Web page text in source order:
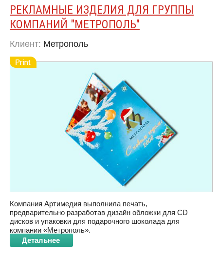
РЕКЛАМНЫЕ ИЗДЕЛИЯ ДЛЯ ГРУППЫ
КОМПАНИЙ ″МЕТРОПОЛЬ″
Клиент: Метрополь
Компания Артимедия выполнила печать,
предварительно разработав дизайн обложки для CD
дисков и упаковки для подарочного шоколада для
компании «Метрополь».
Детальнее